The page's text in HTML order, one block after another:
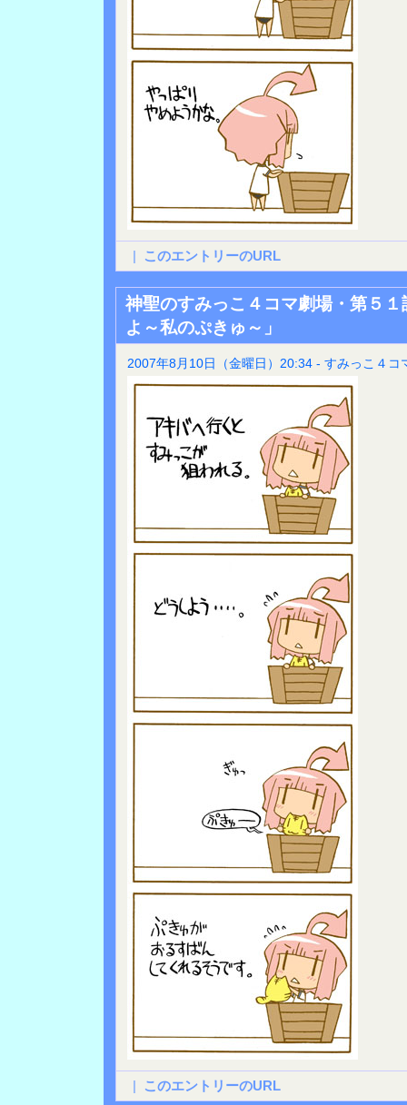
| このエントリーのURL
神聖のすみっこ４コマ劇場・第５
よ～私のぷきゅ～」
2007年8月10日（金曜日）20:34 - すみっこ４コ
| このエントリーのURL